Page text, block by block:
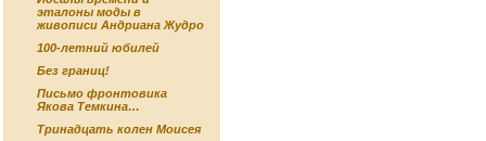
эталоны моды в
живописи Андриана Жудро
100-летний юбилей
Без границ!
Письмо фронтовика
Якова Темкина…
Тринадцать колен Моисея